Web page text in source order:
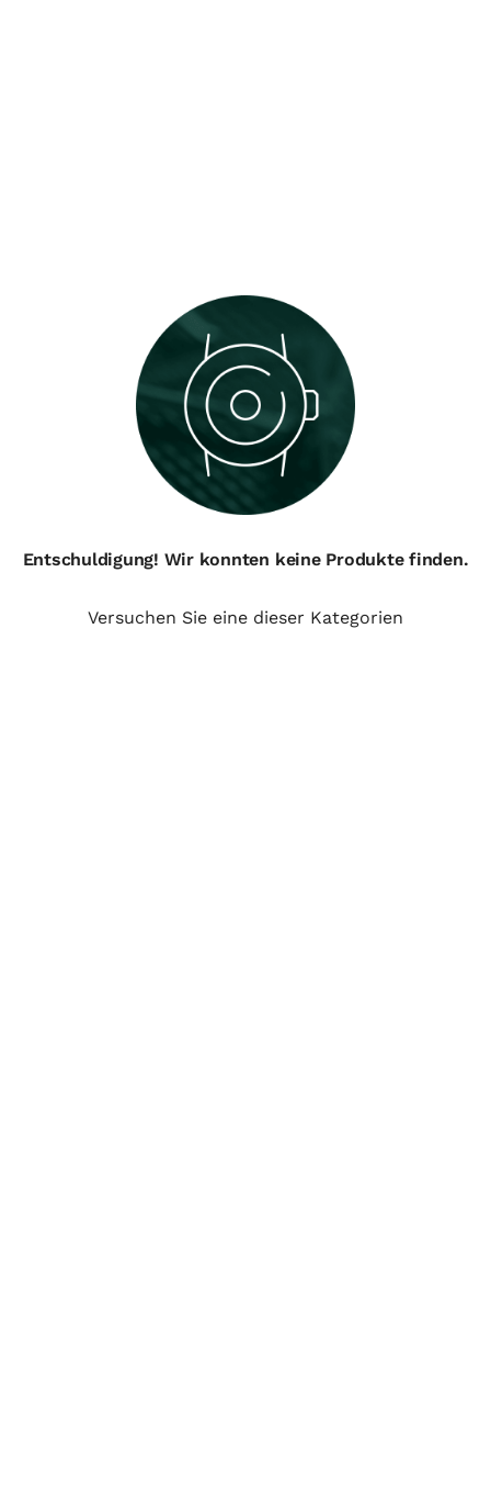
Entschuldigung! Wir konnten keine Produkte finden.
Versuchen Sie eine dieser Kategorien